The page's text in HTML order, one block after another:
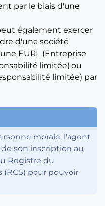
par le biais d'une
également exercer
d'une société
EURL (Entreprise
limitée) ou
limitée) par
morale, l'agent
son inscription au
Registre du
pour pouvoir